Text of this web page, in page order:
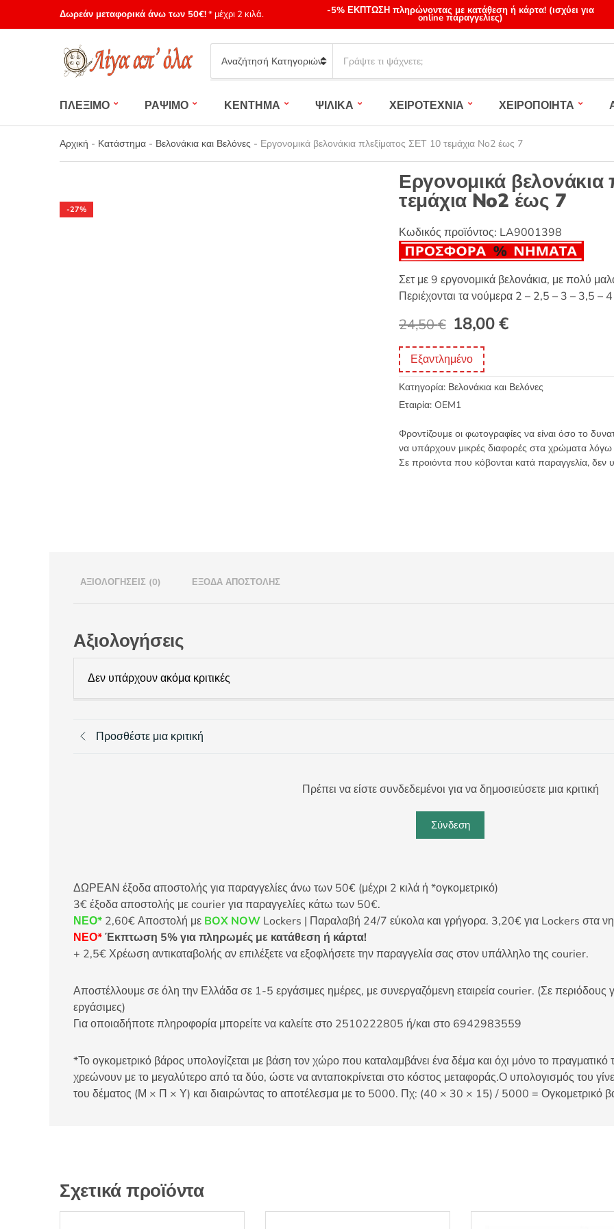
Δωρεάν μεταφορικά άνω των 50€!* μέχρι 2 κιλά. -5% ΕΚΠΤΩΣΗ πληρώνοντας με κατάθεση ή κάρτα! (ισχύει για
online παραγγελίες)
Category
name
a
c
h
p
ΠΛΕΞΙΜΟ ΡΑΨΙΜΟ ΚΕΝΤΗΜΑ ΨΙΛΙΚΑ ΧΕΙΡΟΤΕΧΝΙΑ ΧΕΙΡΟΠΟΙΗΤΑ
Αρχική - Κατάστημα - Βελονάκια και Βελόνες - Εργονομικά βελονάκια πλεξίματος ΣΕΤ 10 τεμάχια No2 έως 7
-27%
Εργονομικά βελονάκια
τεμάχια No2 έως 7
Κωδικός προϊόντος: LA9001398
Σετ με 9 εργονομικά βελονάκια, με πολύ
Περιέχονται τα νούμερα 2 – 2,5 – 3 – 3,5 –
24,50€ Original
price
was:
24,50 €.
18,00€Η
τιμή
είναι:
Εξαντλημένο
Κατηγορία: Βελονάκια και Βελόνες
Εταιρία: OEM1
Φροντίζουμε οι φωτογραφίες να είναι όσο το
να υπάρχουν μικρές διαφορές στα χρώματα
Σε προιόντα που κόβονται κατά παραγγελία, δεν
ΑΞΙΟΛΟΓΉΣΕΙΣ (0) ΈΞΟΔΑ ΑΠΟΣΤΟΛΉΣ
Αξιολογήσεις
Δεν υπάρχουν ακόμα κριτικές
Προσθέστε μια κριτική
Πρέπει να είστε συνδεδεμένοι για να δημοσιεύσετε μια κριτική
Σύνδεση
ΔΩΡΕΑΝ έξοδα αποστολής για παραγγελίες άνω των 50€ (μέχρι 2 κιλά ή *ογκομετρικό)
3€ έξοδα αποστολής με courier για παραγγελίες κάτω των 50€.
ΝΕΟ* 2,60€ Αποστολή με BOX NOW Lockers | Παραλαβή 24/7 εύκολα και γρήγορα. 3,20€ για Lockers στα
ΝΕΟ*Έκπτωση 5% για πληρωμές με κατάθεση ή κάρτα!
+ 2,5€ Χρέωση αντικαταβολής αν επιλέξετε να εξοφλήσετε την παραγγελία σας στον υπάλληλο της courier.
Αποστέλλουμε σε όλη την Ελλάδα σε 1-5 εργάσιμες ημέρες, με συνεργαζόμενη εταιρεία courier. (Σε περιόδους
εργάσιμες)
Για οποιαδήποτε πληροφορία μπορείτε να καλείτε στο 2510222805 ή/και στο 6942983559
*Το ογκομετρικό βάρος υπολογίζεται με βάση τον χώρο που καταλαμβάνει ένα δέμα και όχι μόνο το πραγματικό
χρεώνουν με το μεγαλύτερο από τα δύο, ώστε να ανταποκρίνεται στο κόστος μεταφοράς.Ο υπολογισμός του
του δέματος (Μ × Π × Υ) και διαιρώντας το αποτέλεσμα με το 5000. Πχ: (40 × 30 × 15) / 5000 = Ογκομετρικό
Σχετικά προϊόντα